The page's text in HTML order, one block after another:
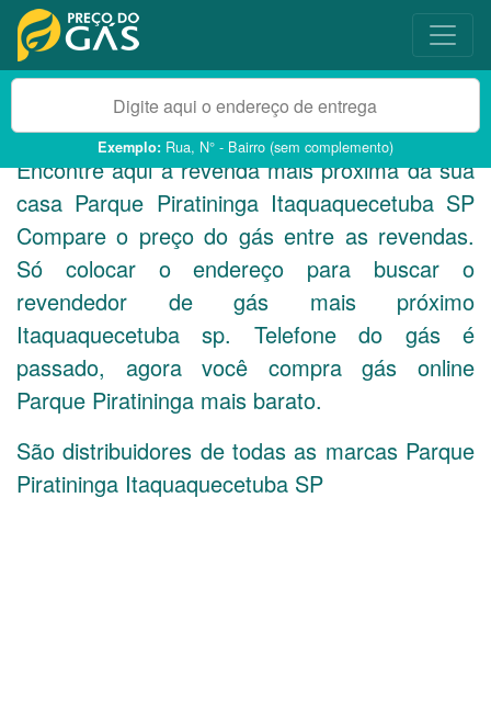
Exemplo: Rua, N° - Bairro (sem complemento)
Encontre aqui a revenda mais próxima da sua
casa Parque Piratininga Itaquaquecetuba SP
Compare o preço do gás entre as revendas.
Só colocar o endereço para buscar o
revendedor de gás mais próximo
Itaquaquecetuba sp. Telefone do gás é
passado, agora você compra gás online
Parque Piratininga mais barato.
São distribuidores de todas as marcas Parque
Piratininga Itaquaquecetuba SP